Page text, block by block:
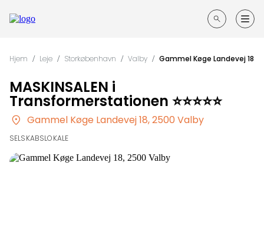
Forside
Guides til din fest
Opret annonce
Kontakt
Søg
efter
steder
Hjem / Leje / Storkøbenhavn / Valby / Gammel Køge Landevej 18
MASKINSALEN i
Transformerstationen ⭐️⭐️⭐️⭐️⭐️
Gammel Køge Landevej 18, 2500 Valby
SELSKABSLOKALE